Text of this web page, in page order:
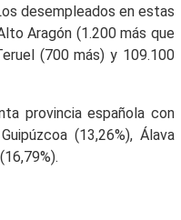
desempleados en estas
Aragón (1.200 más que
(700 más) y 109.100
provincia española con
(13,26%), Álava